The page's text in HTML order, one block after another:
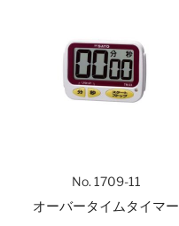
No. 1709-11
オーバータイムタイマー